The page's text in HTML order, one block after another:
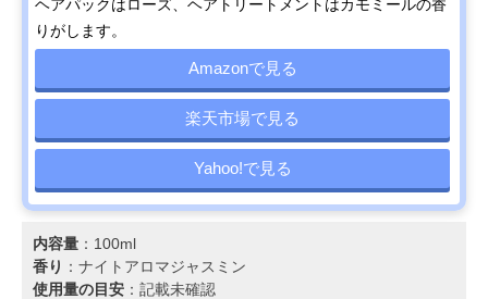
ヘアパックはローズ、ヘアトリートメントはカモミールの香
りがします。
Amazonで見る
楽天市場で見る
Yahoo!で見る
内容量 ：100ml
香り ：ナイトアロマジャスミン
使用量の目安 ：記載未確認